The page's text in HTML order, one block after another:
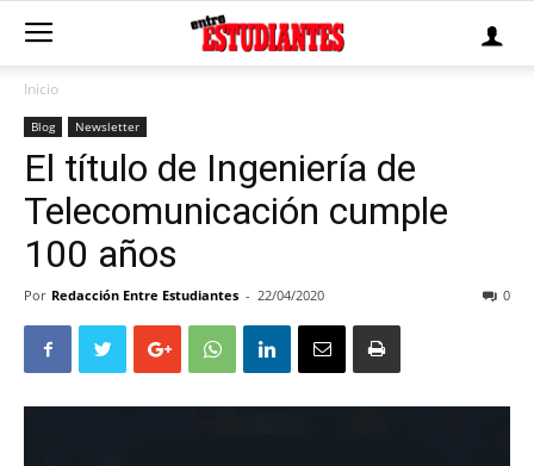
Inicio
Blog Newsletter
El título de Ingeniería de
Telecomunicación cumple
100 años
Por Redacción Entre Estudiantes - 22/04/2020 0